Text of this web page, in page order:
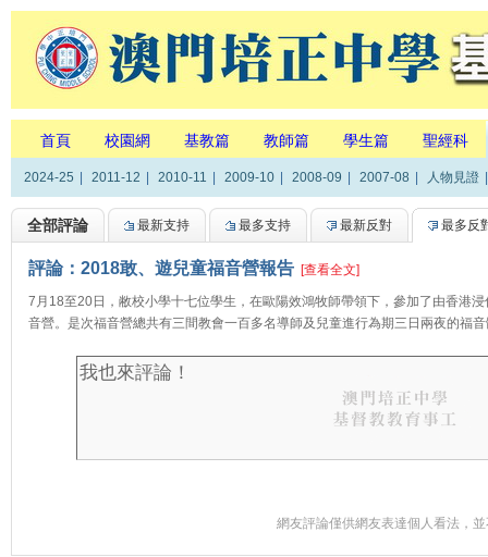
首頁 校園網 基教篇 教師篇 學生篇 聖經科
2024-25 2011-12 2010-11 2009-10 2008-09 2007-08 人物見證
全部評論 最新支持 最多支持 最新反對 最多反
評論：2018敢、遊兒童福音營報告 [查看全文]
7月18至20日，敝校小學十七位學生，在歐陽效鴻牧師帶領下，參加了由香港
音營。是次福音營總共有三間教會一百多名導師及兒童進行為期三日兩夜的福
網友評論僅供網友表達個人看法，